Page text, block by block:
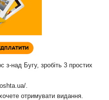
над Бугу, зробіть 3 простих
отримувати видання.